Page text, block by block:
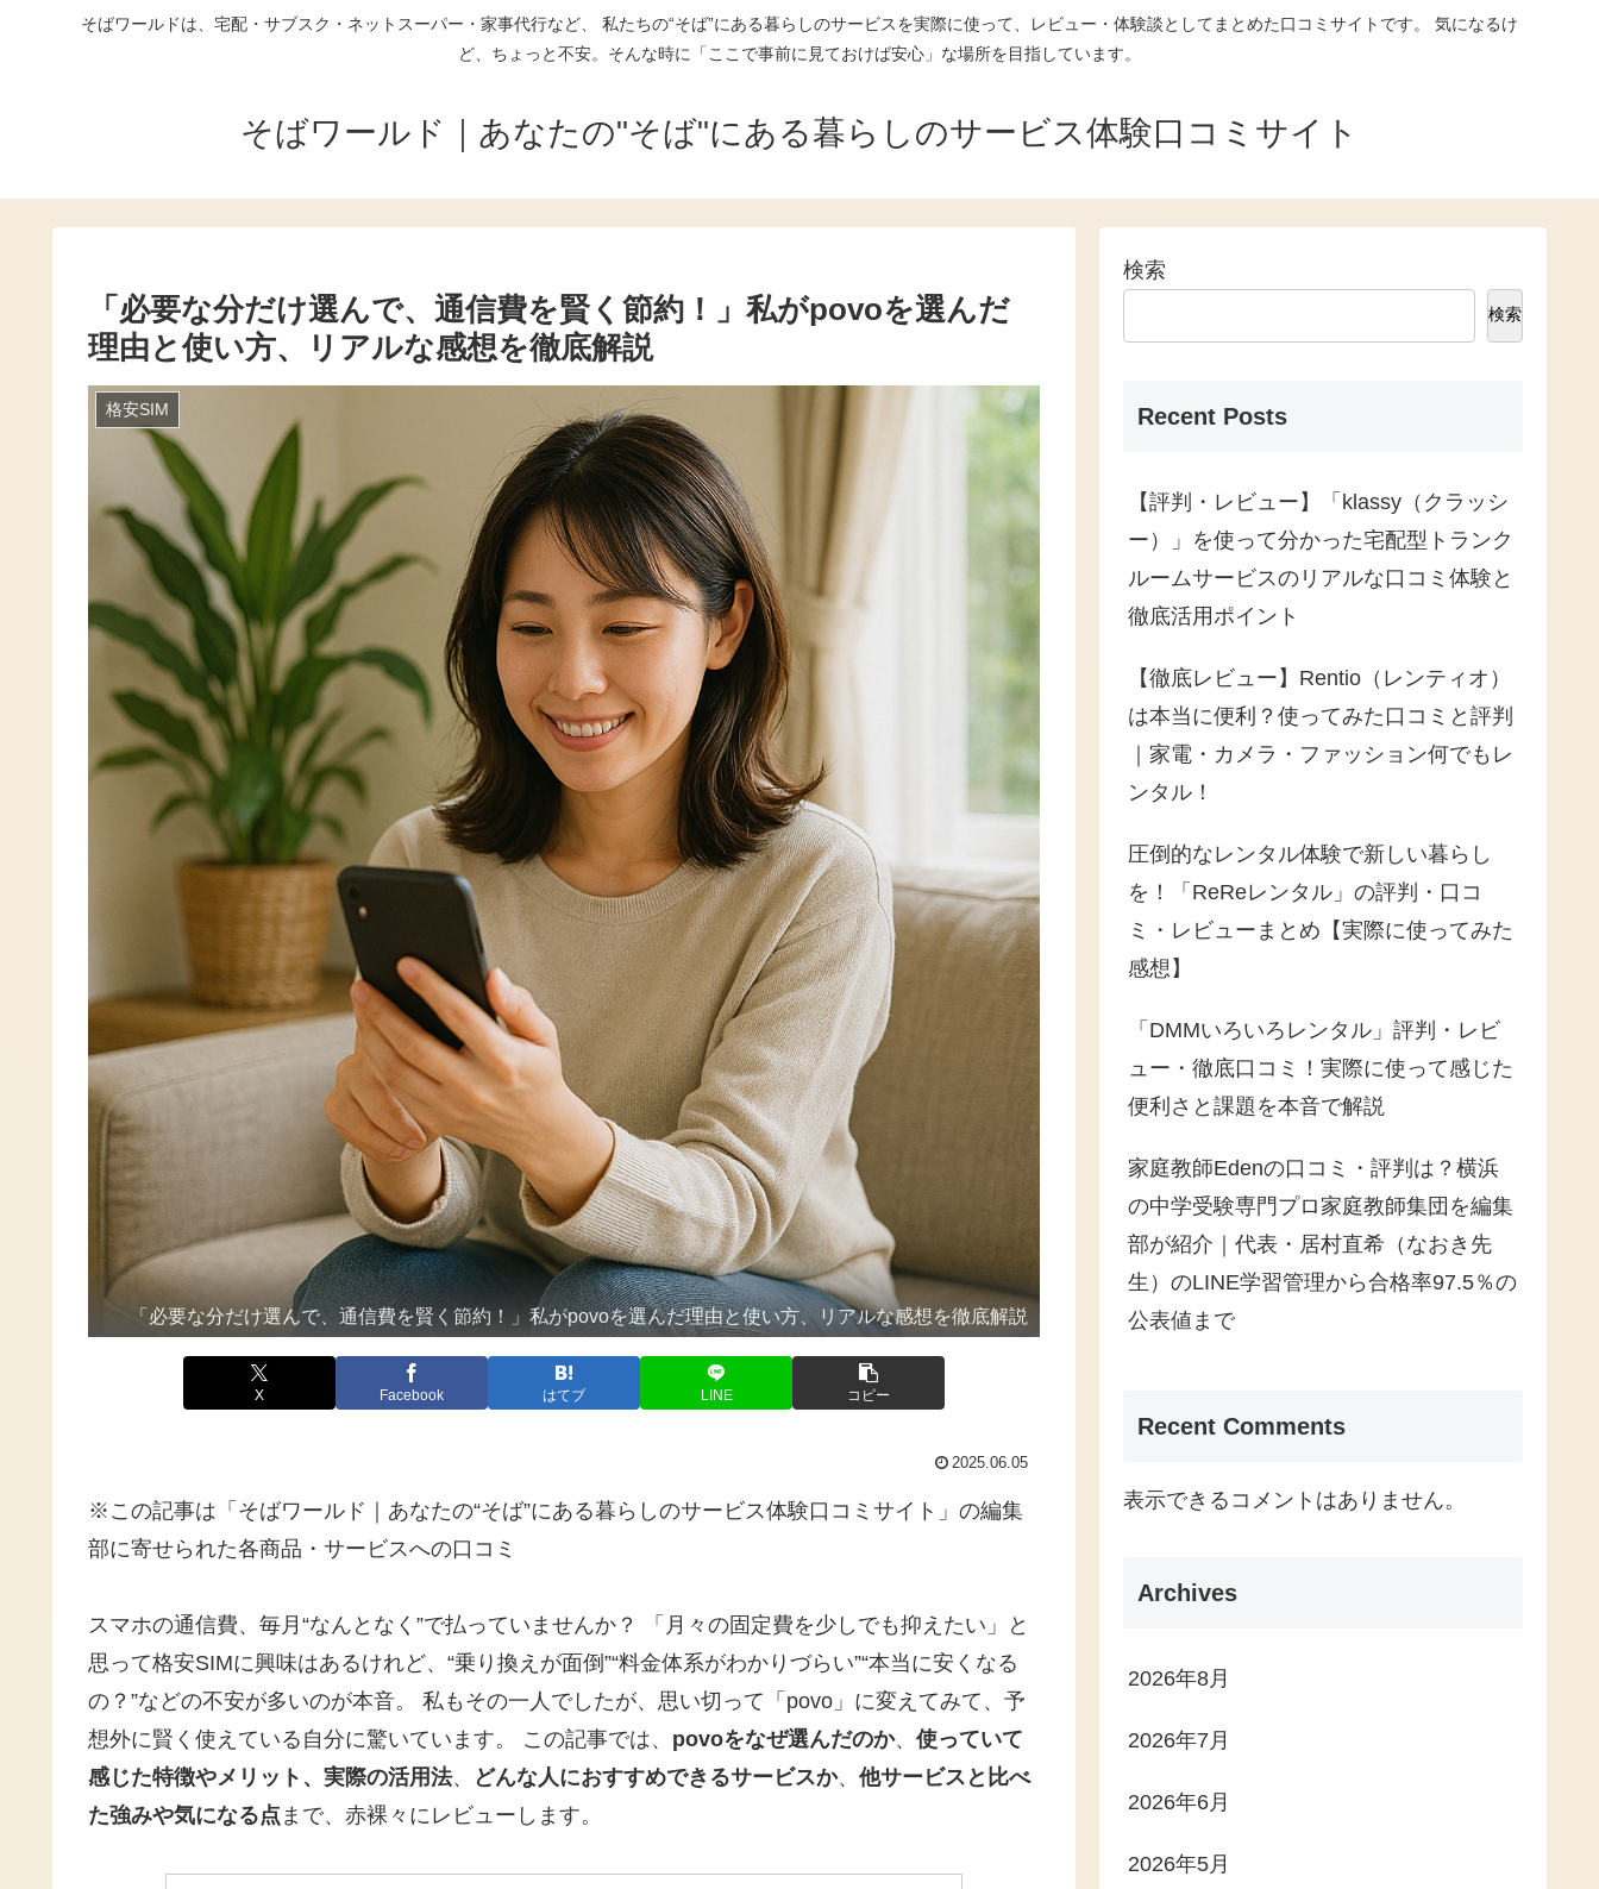
そばワールドは、宅配・サブスク・ネットスーパー・家事代行など、 私たちの“そば”にある暮らしのサービスを実際に使って、レビュー・体験談としてまとめた口コミサイトです。 気になるけ
ど、ちょっと不安。そんな時に「ここで事前に見ておけば安心」な場所を目指しています。
そばワールド｜あなたの"そば"にある暮らしのサービス体験口コミサイト
「必要な分だけ選んで、通信費を賢く節約！」私がpovoを選んだ
理由と使い方、リアルな感想を徹底解説
格安SIM
「必要な分だけ選んで、通信費を賢く節約！」私がpovoを選んだ理由と使い方、リアルな感想を徹底解説
X Facebook はてブ LINE コピー
2025.06.05
※この記事は「そばワールド｜あなたの“そば”にある暮らしのサービス体験口コミサイト」の編集
部に寄せられた各商品・サービスへの口コミ
スマホの通信費、毎月“なんとなく”で払っていませんか？ 「月々の固定費を少しでも抑えたい」と
思って格安SIMに興味はあるけれど、“乗り換えが面倒”“料金体系がわかりづらい”“本当に安くなる
の？”などの不安が多いのが本音。 私もその一人でしたが、思い切って「povo」に変えてみて、予
想外に賢く使えている自分に驚いています。 この記事では、 povoをなぜ選んだのか、 使っていて
感じた特徴やメリット、実際の活用法、 どんな人におすすめできるサービスか、 他サービスと比べ
た強みや気になる点 まで、赤裸々にレビューします。
検索
検索
Recent Posts
【評判・レビュー】「klassy（クラッシ
ー）」を使って分かった宅配型トランク
ルームサービスのリアルな口コミ体験と
徹底活用ポイント
【徹底レビュー】Rentio（レンティオ）
は本当に便利？使ってみた口コミと評判
｜家電・カメラ・ファッション何でもレ
ンタル！
圧倒的なレンタル体験で新しい暮らし
を！「ReReレンタル」の評判・口コ
ミ・レビューまとめ【実際に使ってみた
感想】
「DMMいろいろレンタル」評判・レビ
ュー・徹底口コミ！実際に使って感じた
便利さと課題を本音で解説
家庭教師Edenの口コミ・評判は？横浜
の中学受験専門プロ家庭教師集団を編集
部が紹介｜代表・居村直希（なおき先
生）のLINE学習管理から合格率97.5％の
公表値まで
Recent Comments
表示できるコメントはありません。
Archives
2026年8月
2026年7月
2026年6月
2026年5月